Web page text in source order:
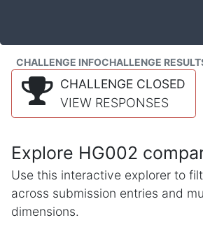
CHALLENGE INFOCHALLENGE
CHALLENGE CLOSED
VIEW RESPONSES
Explore HG002
Use this interactive explorer to
across submission entries and
dimensions.